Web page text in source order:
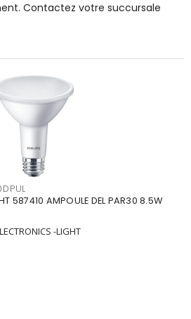
Contactez votre succursale
587410 AMPOULE DEL PAR30 8.5W
-LIGHT